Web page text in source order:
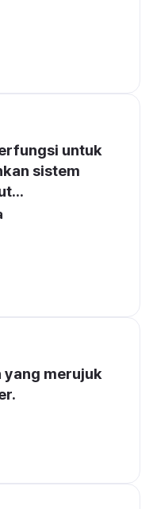
untuk
sistem
yang merujuk